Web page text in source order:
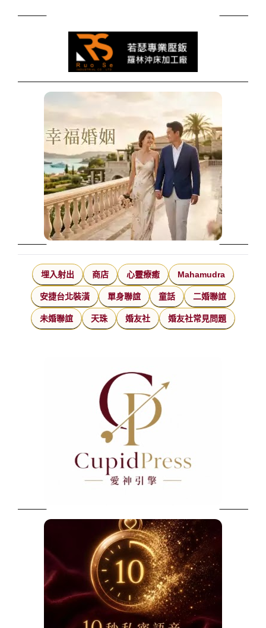
埋入射出 商店 心靈療癒 Mahamudra
安捷台北裝潢 單身聯誼 童話 二婚聯誼
未婚聯誼 天珠 婚友社 婚友社常見問題